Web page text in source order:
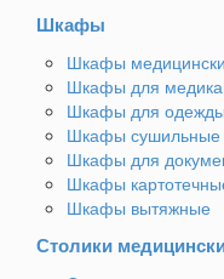
Шкафы
Шкафы
Шкафы для
Шкафы для одежды
Шкафы сушильные
Шкафы для
Шкафы
Шкафы вытяжные
Столики